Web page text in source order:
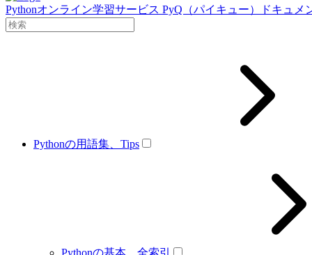
Pythonオンライン学習サービス PyQ（パイキュー）ドキュメ
Pythonの用語集、Tips
Pythonの基本、全索引